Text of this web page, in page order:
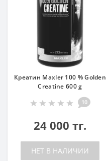
Креатин Maxler 100 % Golden
Creatine 600 g
10
24 000 тг.
НЕТ В НАЛИЧИИ